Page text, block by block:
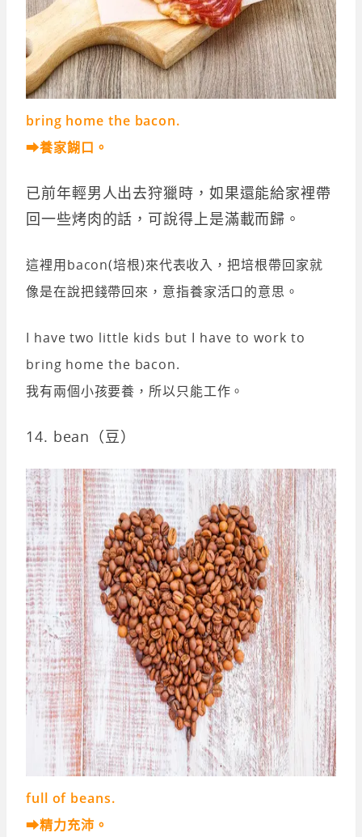
bring home the bacon.
➡養家餬口。
已前年輕男人出去狩獵時，如果還能給家裡帶
回一些烤肉的話，可說得上是滿載而歸。
這裡用bacon(培根)來代表收入，把培根帶回家就
像是在說把錢帶回來，意指養家活口的意思。
I have two little kids but I have to work to
bring home the bacon.
我有兩個小孩要養，所以只能工作。
14. bean（豆）
full of beans.
➡精力充沛。